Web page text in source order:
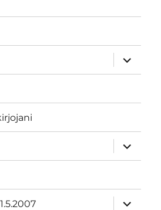
näytä
näytä
näytä